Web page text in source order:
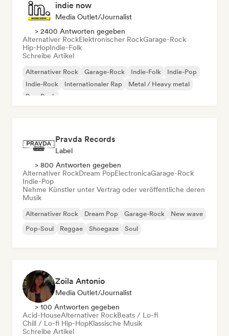
indie now
Media Outlet/Journalist
> 2400 Antworten gegeben
Alternativer RockElektronischer RockGarage-Rock
Hip-HopIndie-Folk
Schreibe Artikel
Alternativer Rock Garage-Rock Indie-Folk
Indie-Pop
Indie-Rock
Internationaler Rap
Metal / Heavy metal
Pop-Rock
Pravda Records
Label
> 800 Antworten gegeben
Alternativer RockDream PopElectronicaGarage-Rock
Indie-Pop
Nehme Künstler unter Vertrag oder veröffentliche deren
Musik
Alternativer Rock Dream Pop Garage-Rock
New wave
Pop-Soul
Reggae Shoegaze Soul
Zoila Antonio
Media Outlet/Journalist
> 100 Antworten gegeben
Acid-HouseAlternativer RockBeats / Lo-fi
Chill / Lo-fi Hip-HopKlassische Musik
Schreibe Artikel